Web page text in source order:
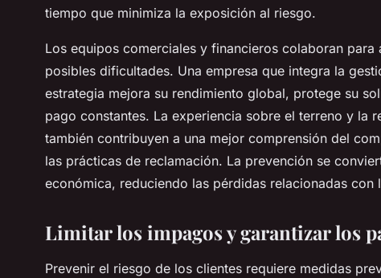
tiempo que minimiza la exposición al riesgo.
Los equipos comerciales y financieros colaboran
posibles dificultades. Una empresa que integra la
estrategia mejora su rendimiento global, protege su
pago constantes. La experiencia sobre el terreno y la
también contribuyen a una mejor comprensión del
las prácticas de reclamación. La prevención se
económica, reduciendo las pérdidas relacionadas con
Limitar los impagos y garantizar los
Prevenir el riesgo de los clientes requiere medidas